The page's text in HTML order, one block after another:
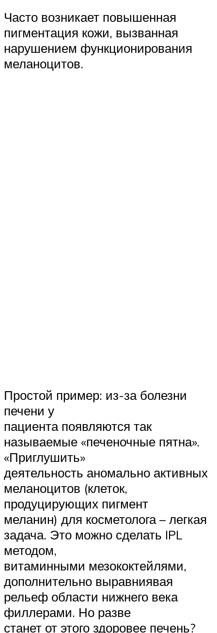
Часто возникает повышенная
пигментация кожи, вызванная
нарушением функционирования
меланоцитов.
Простой пример: из-за болезни
печени у
пациента появляются так
называемые «печеночные пятна».
«Приглушить»
деятельность аномально активных
меланоцитов (клеток,
продуцирующих пигмент
меланин) для косметолога – легкая
задача. Это можно сделать IPL
методом,
витаминными мезококтейлями,
дополнительно выравниявая
рельеф области нижнего века
филлерами. Но разве
станет от этого здоровее печень?